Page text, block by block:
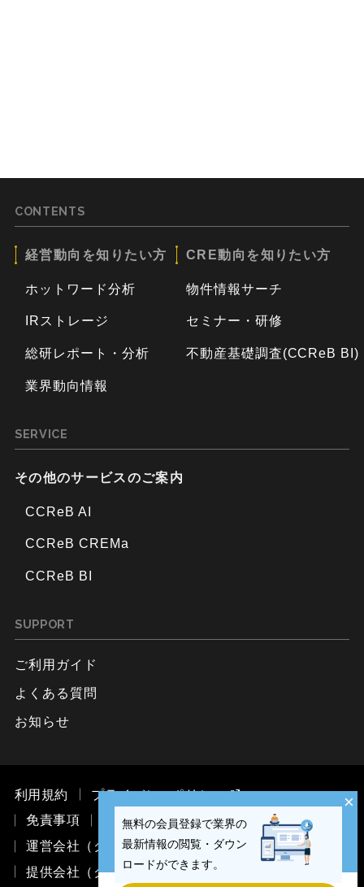
CONTENTS
経営動向を知りたい方
ホットワード分析
IRストレージ
総研レポート・分析
業界動向情報
CRE動向を知りたい方
物件情報サーチ
セミナー・研修
不動産基礎調査(CCReB BI)
SERVICE
その他のサービスのご案内
CCReB AI
CCReB CREMa
CCReB BI
SUPPORT
ご利用ガイド
よくある質問
お知らせ
利用規約
プライバシーポリシー
免責事項
お問い合わせ
運営会社（ククレブ・マーケティング株式会社）
提供会社（ククレブ・アドバイザーズ株式会社）
×
無料の会員登録で業界の
最新情報の閲覧・ダウン
ロードができます。